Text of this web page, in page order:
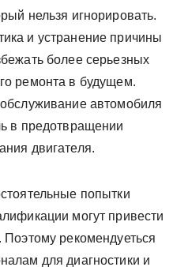
нельзя игнорировать.
и устранение причины
более серьезных
ремонта в будущем.
автомобиля
в предотвращении
двигателя.
попытки
могут привести
рекомендуеться
для диагностики и